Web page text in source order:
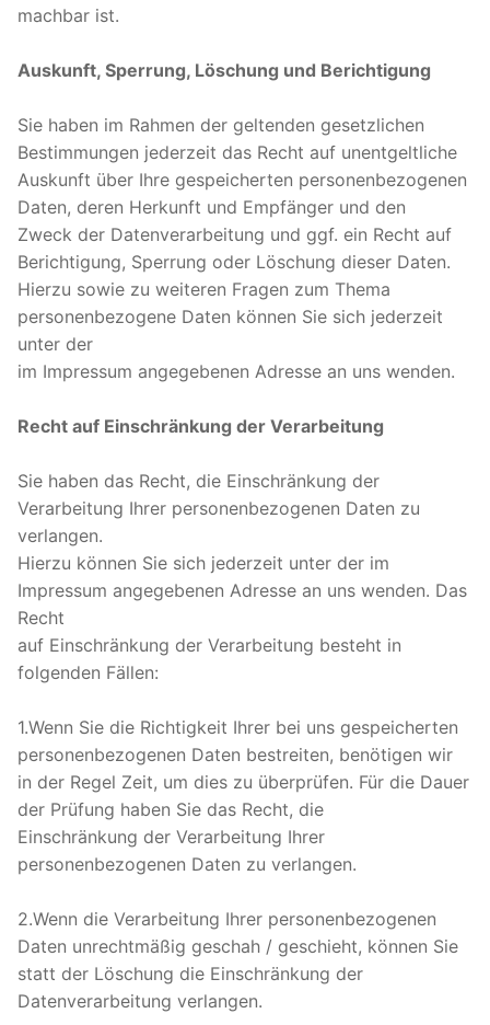
machbar ist.
Auskunft, Sperrung, Löschung und Berichtigung
Sie haben im Rahmen der geltenden gesetzlichen
Bestimmungen jederzeit das Recht auf unentgeltliche
Auskunft über Ihre gespeicherten personenbezogenen
Daten, deren Herkunft und Empfänger und den
Zweck der Datenverarbeitung und ggf. ein Recht auf
Berichtigung, Sperrung oder Löschung dieser Daten.
Hierzu sowie zu weiteren Fragen zum Thema
personenbezogene Daten können Sie sich jederzeit
unter der
im Impressum angegebenen Adresse an uns wenden.
Recht auf Einschränkung der Verarbeitung
Sie haben das Recht, die Einschränkung der
Verarbeitung Ihrer personenbezogenen Daten zu
verlangen.
Hierzu können Sie sich jederzeit unter der im
Impressum angegebenen Adresse an uns wenden. Das
Recht
auf Einschränkung der Verarbeitung besteht in
folgenden Fällen:
1.Wenn Sie die Richtigkeit Ihrer bei uns gespeicherten
personenbezogenen Daten bestreiten, benötigen wir
in der Regel Zeit, um dies zu überprüfen. Für die Dauer
der Prüfung haben Sie das Recht, die
Einschränkung der Verarbeitung Ihrer
personenbezogenen Daten zu verlangen.
2.Wenn die Verarbeitung Ihrer personenbezogenen
Daten unrechtmäßig geschah / geschieht, können Sie
statt der Löschung die Einschränkung der
Datenverarbeitung verlangen.